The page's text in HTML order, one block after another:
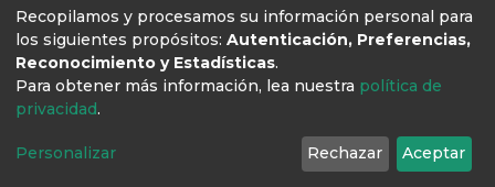
Recopilamos y procesamos su información personal para
los siguientes propósitos: Autenticación, Preferencias,
Reconocimiento y Estadísticas.
Para obtener más información, lea nuestra política de
privacidad.
Personalizar Rechazar Aceptar